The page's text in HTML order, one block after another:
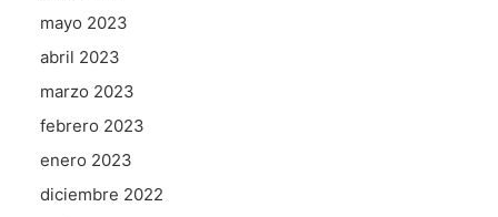
mayo 2023
abril 2023
marzo 2023
febrero 2023
enero 2023
diciembre 2022